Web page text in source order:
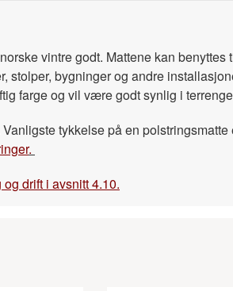
vintre godt. Mattene kan benyttes
stolper, bygninger og andre
farge og vil være godt synlig i
tykkelse på en polstringsmatte
.
drift i avsnitt 4.10.